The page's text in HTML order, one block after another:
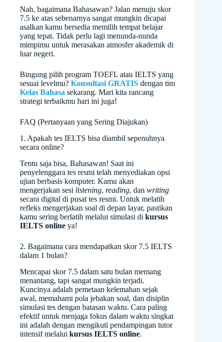
Nah, bagaimana Bahasawan? Jalan menuju skor
7.5 ke atas sebenarnya sangat mungkin dicapai
asalkan kamu bersedia memilih tempat belajar
yang tepat. Tidak perlu lagi menunda-nunda
mimpimu untuk merasakan atmosfer akademik di
luar negeri.
Bingung pilih program TOEFL atau IELTS yang
sesuai levelmu? Konsultasi GRATIS dengan tim
Kelas Bahasa sekarang. Mari kita rancang
strategi terbaikmu hari ini juga!
FAQ (Pertanyaan yang Sering Diajukan)
1. Apakah tes IELTS bisa diambil sepenuhnya
secara online?
Tentu saja bisa, Bahasawan! Saat ini
penyelenggara tes resmi telah menyediakan opsi
ujian berbasis komputer. Kamu akan
mengerjakan sesi listening, reading, dan writing
secara digital di pusat tes resmi. Untuk melatih
refleks mengerjakan soal di depan layar, pastikan
kamu sering berlatih melalui simulasi di kursus
IELTS online ya!
2. Bagaimana cara mendapatkan skor 7.5 IELTS
dalam 1 bulan?
Mencapai skor 7.5 dalam satu bulan memang
menantang, tapi sangat mungkin terjadi.
Kuncinya adalah pemetaan kelemahan sejak
awal, memahami pola jebakan soal, dan disiplin
simulasi tes dengan batasan waktu. Cara paling
efektif untuk menjaga fokus dalam waktu singkat
ini adalah dengan mengikuti pendampingan tutor
intensif melalui kursus IELTS online.